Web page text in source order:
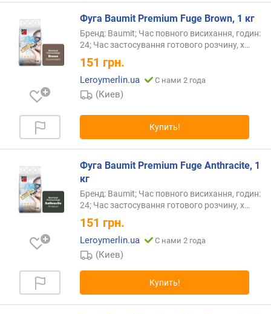
г
и
х
к
е
ш
е
ы
м
п
о
а
л
а
у
(
Фуга Baumit Premium Fuge Brown, 1 кг
Бренд: Baumit; Час повного висихання, годин:
24; Час застосування готового розчину, х…
151 грн.
Leroymerlin.ua С нами 2 года
(Киев)
Купить!
Фуга Baumit Premium Fuge Anthracite, 1
кг
Бренд: Baumit; Час повного висихання, годин:
24; Час застосування готового розчину, х…
151 грн.
Leroymerlin.ua С нами 2 года
(Киев)
Купить!